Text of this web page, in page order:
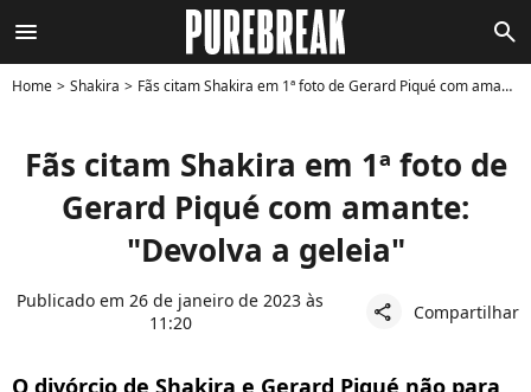
menu search
Home Shakira Fãs citam Shakira em 1ª foto de Gerard Piqué com amante: "Devolva a geleia"
Fãs citam Shakira em 1ª foto de
Gerard Piqué com amante:
"Devolva a geleia"
Publicado em 26 de janeiro de 2023 às
11:20
share Compartilhar
O divórcio de Shakira e Gerard Piqué não para